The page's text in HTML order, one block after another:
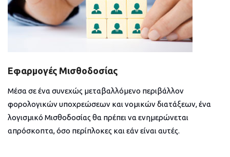
Εφαρμογές Μισθοδοσίας
Μέσα σε ένα συνεχώς μεταβαλλόμενο περιβάλλον
φορολογικών υποχρεώσεων και νομικών διατάξεων, ένα
λογισμικό Μισθοδοσίας θα πρέπει να ενημερώνεται
απρόσκοπτα, όσο περίπλοκες και εάν είναι αυτές.